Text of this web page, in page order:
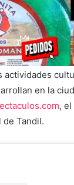
actividades
en la
,
de Tandil.